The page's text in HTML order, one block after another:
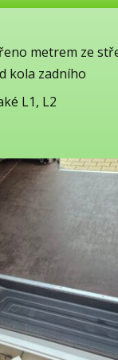
metrem ze
kola zadního
L1, L2